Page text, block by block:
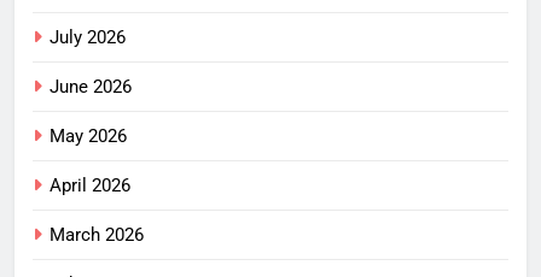
July 2026
June 2026
May 2026
April 2026
March 2026